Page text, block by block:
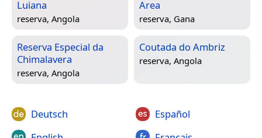
Luiana
reserva, Angola
Area
reserva, Gana
Reserva Especial da
Chimalavera
reserva, Angola
Coutada do Ambriz
reserva, Angola
Deutsch
Español